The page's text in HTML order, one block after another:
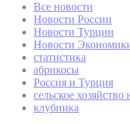
Все новости
Новости России
Новости Турции
Новости
статистика
абрикосы
Россия и Турция
сельское хозяйство
клубника